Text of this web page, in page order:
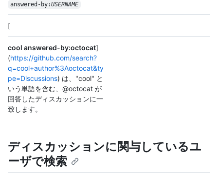
answered-by:USERNAME
[
cool answered-by:octocat]
(https://github.com/search?
q=cool+author%3Aoctocat&ty
pe=Discussions) は、"cool" と
いう単語を含む、@octocat が
回答したディスカッションに一
致します。
ディスカッションに関与しているユ
ーザで検索